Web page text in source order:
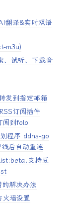
翻译&实时双语
m3u)
、试听、下载音
发到指定邮箱
订阅插件
阅到folo
程序 ddns-go
后自动重连
支持豆
解决办法
墙设置